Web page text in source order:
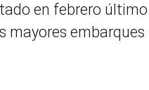
en febrero último
mayores embarques